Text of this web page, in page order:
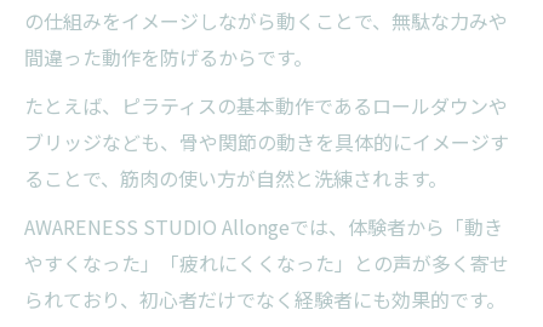
の仕組みをイメージしながら動くことで、無駄な力みや
間違った動作を防げるからです。
たとえば、ピラティスの基本動作であるロールダウンや
ブリッジなども、骨や関節の動きを具体的にイメージす
ることで、筋肉の使い方が自然と洗練されます。
AWARENESS STUDIO Allongeでは、体験者から「動き
やすくなった」「疲れにくくなった」との声が多く寄せ
られており、初心者だけでなく経験者にも効果的です。